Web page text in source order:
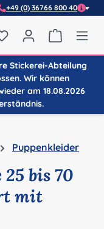
+49 (0) 36766 800 40
Du hast 0 Produkte
Stickerei-Abteilung
Wir können
am 18.08.2026
Puppenkleider
bis 70
mit